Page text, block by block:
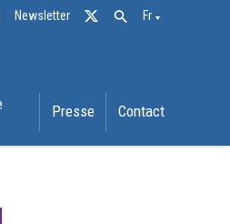
Newsletter Fr
Presse Contact